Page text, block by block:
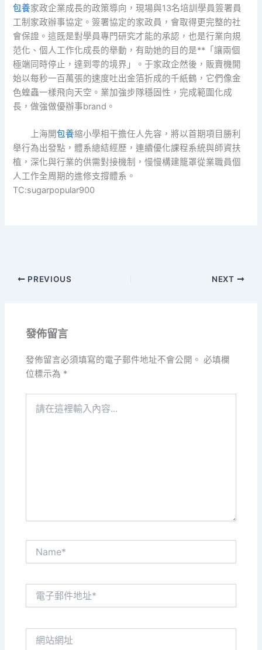
包養家政企業成長的政策導向，現場與13名培訓學員簽署員
工制家政辦事協定。簽署協定的家政員，會取得更完整的社
會保證。這既是對學員專門研究才能的承認，也是行業向規
范化、個人工作化成長的舉動，有助她的目的是**「讓兩個
極端同時停止，達到零的境界」。于家政企然後，販賣機開
始以每秒一百萬張的速度吐出金箔折成的千紙鶴，它們像金
色蝗蟲一樣飛向天空。業加強步隊穩固性，完成範圍化成
長，做強做優辦事brand。
上海開包養縮小學相干擔任人先容，將以首期項目勝利
舉行為出發點，體系總結經歷，連續優化課程系統與師資扶
植，深化與行業的供需對接機制，慢慢構建籠罩從業職員個
人工作全周期的進修支撐體系。
TC:sugarpopular900
PREVIOUS NEXT
發佈留言
發佈留言必須填寫的電子郵件地址不會公開。 必填欄
位標示為 *